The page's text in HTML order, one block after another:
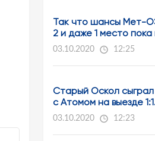
Так что шансы Мет-
2 и даже 1 место пока
03.10.2020 12:25
Старый Оскол
с Атомом на выезде
03.10.2020 12:23